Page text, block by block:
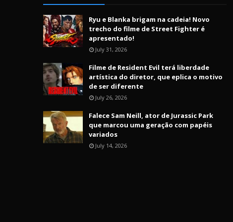
Ryu e Blanka brigam na cadeia! Novo
trecho do filme de Street Fighter é
apresentado!
July 31, 2026
Filme de Resident Evil terá liberdade
artística do diretor, que eplica o motivo
de ser diferente
July 26, 2026
Falece Sam Neill, ator de Jurassic Park
que marcou uma geração com papéis
variados
July 14, 2026